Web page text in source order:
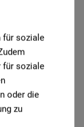
für soziale
für soziale
oder die
zu